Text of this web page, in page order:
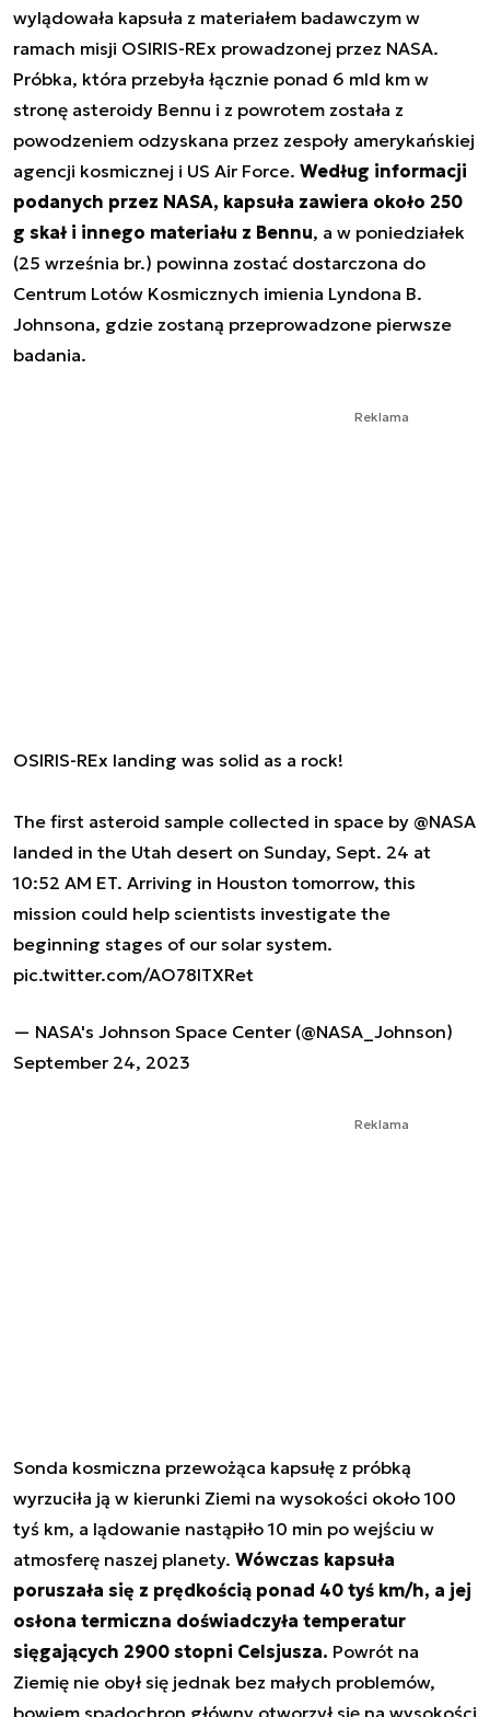
wylądowała kapsuła z materiałem badawczym w
ramach misji OSIRIS-REx prowadzonej przez NASA.
Próbka, która przebyła łącznie ponad 6 mld km w
stronę asteroidy Bennu i z powrotem została z
powodzeniem odzyskana przez zespoły amerykańskiej
agencji kosmicznej i US Air Force. Według informacji
podanych przez NASA, kapsuła zawiera około 250
g skał i innego materiału z Bennu, a w poniedziałek
(25 września br.) powinna zostać dostarczona do
Centrum Lotów Kosmicznych imienia Lyndona B.
Johnsona, gdzie zostaną przeprowadzone pierwsze
badania.
Reklama
OSIRIS-REx landing was solid as a rock!
The first asteroid sample collected in space by @NASA
landed in the Utah desert on Sunday, Sept. 24 at
10:52 AM ET. Arriving in Houston tomorrow, this
mission could help scientists investigate the
beginning stages of our solar system.
pic.twitter.com/AO78ITXRet
— NASA's Johnson Space Center (@NASA_Johnson)
September 24, 2023
Reklama
Sonda kosmiczna przewożąca kapsułę z próbką
wyrzuciła ją w kierunki Ziemi na wysokości około 100
tyś km, a lądowanie nastąpiło 10 min po wejściu w
atmosferę naszej planety. Wówczas kapsuła
poruszała się z prędkością ponad 40 tyś km/h, a jej
osłona termiczna doświadczyła temperatur
sięgających 2900 stopni Celsjusza. Powrót na
Ziemię nie obył się jednak bez małych problemów,
bowiem spadochron główny otworzył się na wysokości